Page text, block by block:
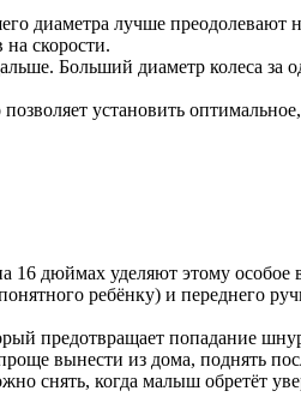
диаметра лучше
скорости.
Больший диаметр колеса за
установить
16 дюймах уделяют этому особое
ребёнку) и переднего
предотвращает попадание
вынести из дома, поднять
снять, когда малыш обретёт